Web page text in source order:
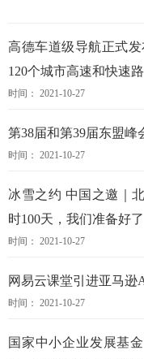
高德车道级导航正式
120个城市高速和快速路
时间： 2021-10-27
第38届和第39届东盟峰
时间： 2021-10-27
冰雪之约 中国之邀｜
时100天，我们准备好了
时间： 2021-10-27
网易云课堂引进亚马逊
时间： 2021-10-27
国家中小企业发展基